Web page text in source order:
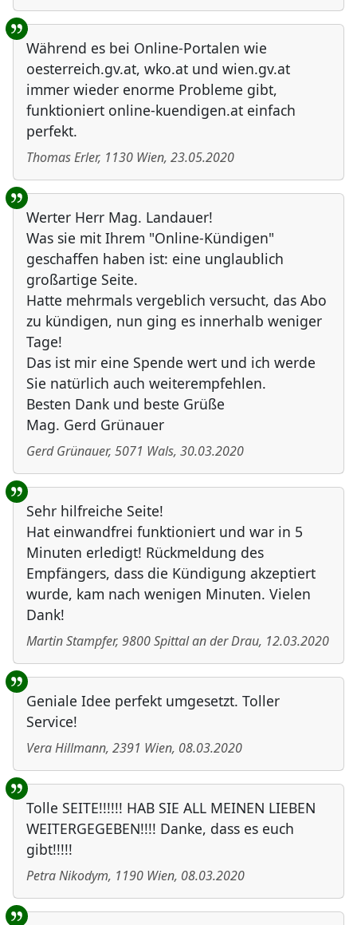
Während es bei Online-Portalen wie
oesterreich.gv.at, wko.at und wien.gv.at
immer wieder enorme Probleme gibt,
funktioniert online-kuendigen.at einfach
perfekt.
Thomas Erler, 1130 Wien, 23.05.2020
Werter Herr Mag. Landauer!
Was sie mit Ihrem "Online-Kündigen"
geschaffen haben ist: eine unglaublich
großartige Seite.
Hatte mehrmals vergeblich versucht, das Abo
zu kündigen, nun ging es innerhalb weniger
Tage!
Das ist mir eine Spende wert und ich werde
Sie natürlich auch weiterempfehlen.
Besten Dank und beste Grüße
Mag. Gerd Grünauer
Gerd Grünauer, 5071 Wals, 30.03.2020
Sehr hilfreiche Seite!
Hat einwandfrei funktioniert und war in 5
Minuten erledigt! Rückmeldung des
Empfängers, dass die Kündigung akzeptiert
wurde, kam nach wenigen Minuten. Vielen
Dank!
Martin Stampfer, 9800Spittal an der Drau, 12.03.2020
Geniale Idee perfekt umgesetzt. Toller
Service!
Vera Hillmann, 2391 Wien, 08.03.2020
Tolle SEITE!!!!!! HAB SIE ALL MEINEN LIEBEN
WEITERGEGEBEN!!!! Danke, dass es euch
gibt!!!!!
Petra Nikodym, 1190 Wien, 08.03.2020